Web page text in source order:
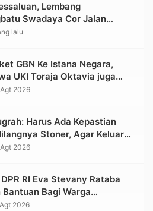
Lembang
Swadaya Cor Jalan
lalu
GBN Ke Istana Negara,
UKI Toraja Oktavia juga
Seni Mahasiswa
2026
Harus Ada Kepastian
Stoner, Agar Keluarga
dalam Trauma dan
2026
RI Eva Stevany Rataba
Bagi Warga
Longsor di Buntu Pepasan
2026